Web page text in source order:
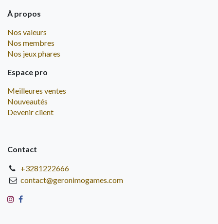
À propos
Nos valeurs
Nos membres
Nos jeux phares
Espace pro
Meilleures ventes
Nouveautés
Devenir client
Contact
+3281222666
contact@geronimogames.com